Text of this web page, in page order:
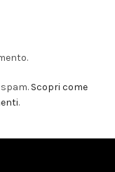
Scopri come
.